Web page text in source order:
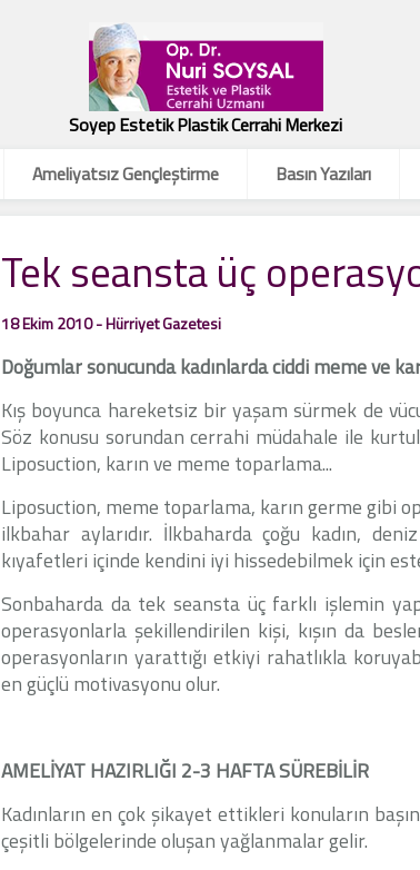
Soyep Estetik Plastik Cerrahi Merkezi
Ameliyatsız Gençleştirme Basın Yazıları
Tek seansta üç
18 Ekim 2010 - Hürriyet Gazetesi
Doğumlar sonucunda kadınlarda ciddi meme ve
Kış boyunca hareketsiz bir yaşam sürmek de
Söz konusu sorundan cerrahi müdahale ile
Liposuction, karın ve meme toparlama...
Liposuction, meme toparlama, karın germe gibi
ilkbahar aylarıdır. İlkbaharda çoğu kadın,
kıyafetleri içinde kendini iyi hissedebilmek için
Sonbaharda da tek seansta üç farklı işlemin
operasyonlarla şekillendirilen kişi, kışın da
operasyonların yarattığı etkiyi rahatlıkla
en güçlü motivasyonu olur.
AMELİYAT HAZIRLIĞI 2-3 HAFTA SÜREBİLİR
Kadınların en çok şikayet ettikleri konuların
çeşitli bölgelerinde oluşan yağlanmalar gelir.